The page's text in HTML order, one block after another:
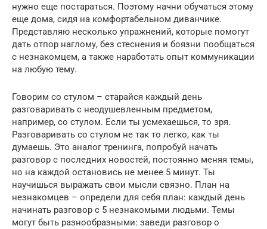
нужно еще постараться. Поэтому начни обучаться этому
еще дома, сидя на комфортабельном диванчике.
Представляю несколько упражнений, которые помогут
дать отпор наглому, без стеснения и боязни пообщаться
с незнакомцем, а также наработать опыт коммуникации
на любую тему.
Говорим со стулом – старайся каждый день
разговаривать с неодушевленным предметом,
например, со стулом. Если ты усмехаешься, то зря.
Разговаривать со стулом не так то легко, как ты
думаешь. Это аналог тренинга, попробуй начать
разговор с последних новостей, постоянно меняя темы,
но на каждой остановись не менее 5 минут. Ты
научишься выражать свои мысли связно. План на
незнакомцев – определи для себя план: каждый день
начинать разговор с 5 незнакомыми людьми. Темы
могут быть разнообразными: заведи разговор о